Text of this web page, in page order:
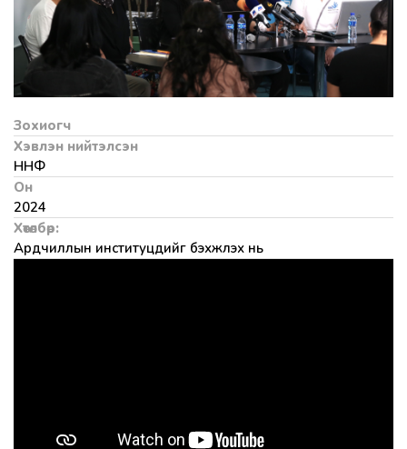
Зохиогч
Хэвлэн нийтэлсэн
ННФ
Он
2024
Хөтөлбөр:
Ардчиллын институцүүдийг бэхжүүлэх нь